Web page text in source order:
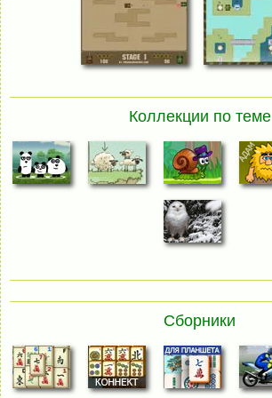
Коллекции по теме
Сборники